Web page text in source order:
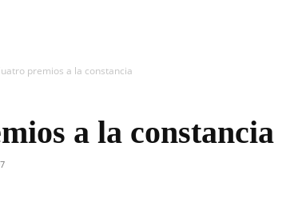
premios a la constancia
a la constancia